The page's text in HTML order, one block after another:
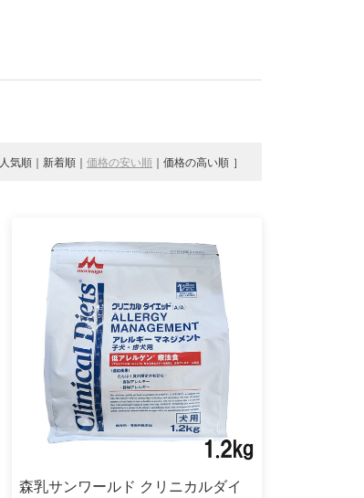
人気順 新着順 価格の安い順 価格の高い順
森乳サンワールド クリニカルダイ